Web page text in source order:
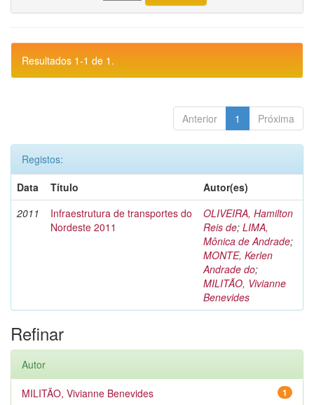
Resultados 1-1 de 1.
Anterior 1 Próxima
Registos:
Data
Título
Autor(es)
2011
Infraestrutura de transportes do
Nordeste 2011
OLIVEIRA, Hamilton
Reis de; LIMA,
Mônica de Andrade;
MONTE, Kerlen
Andrade do;
MILITÃO, Vivianne
Benevides
Refinar
Autor
1
MILITÃO, Vivianne Benevides